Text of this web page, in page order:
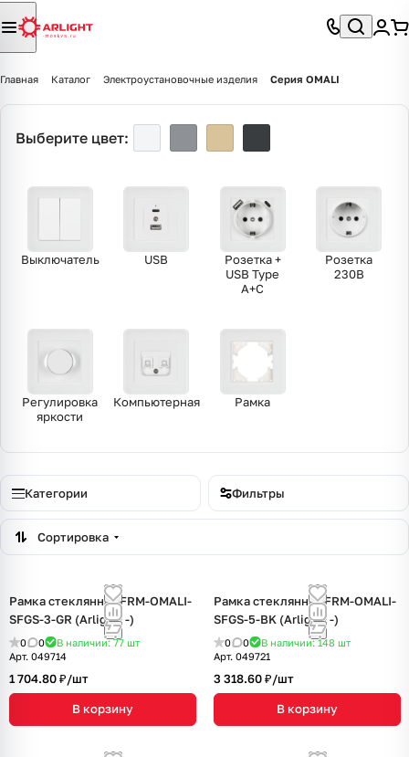
Главная Каталог Электроустановочные изделия Серия OMALI
Выберите цвет:
Выключатель USB
Розетка +
USB Type
A+С
Розетка
230В
Регулировка
яркости
Компьютерная Рамка
Категории Фильтры
Сортировка
Рамка стеклянная FRM-OMALI-
SFGS-3-GR (Arlight, -)
0 0 В наличии: 77 шт
Арт. 049714
1 704.80 ₽/шт
В корзину
Рамка стеклянная FRM-OMALI-
SFGS-5-BK (Arlight, -)
0 0 В наличии: 148 шт
Арт. 049721
3 318.60 ₽/шт
В корзину